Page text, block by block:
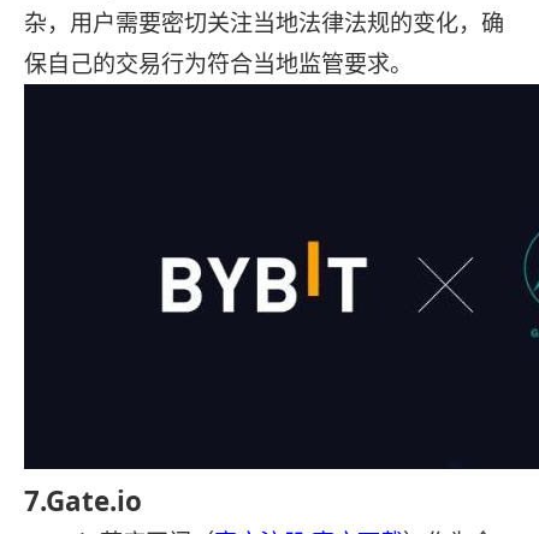
杂，用户需要密切关注当地法律法规的变化，确
保自己的交易行为符合当地监管要求。
7.Gate.io